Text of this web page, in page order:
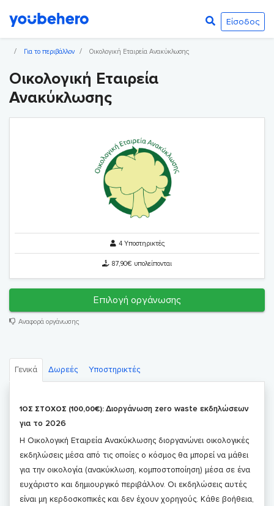
Είσοδος
Για το περιβάλλον Οικολογική Εταιρεία Ανακύκλωσης
Οικολογική Εταιρεία
Ανακύκλωσης
4 Υποστηρικτές
87,90€ υπολείπονται
Επιλογή οργάνωσης
Αναφορά οργάνωσης
Γενικά Δωρεές Υποστηρικτές
1ΟΣ ΣΤΟΧΟΣ (100,00€): Διοργάνωση zero waste εκδηλώσεων
για το 2026
Η Οικολογική Εταιρεία Ανακύκλωσης διοργανώνει οικολογικές
εκδηλώσεις μέσα από τις οποίες ο κόσμος θα μπορεί να μάθει
για την οικολογία (ανακύκλωση, κομποστοποίηση) μέσα σε ένα
ευχάριστο και δημιουργικό περιβάλλον. Οι εκδηλώσεις αυτές
είναι μη κερδοσκοπικές και δεν έχουν χορηγούς. Κάθε βοήθεια,